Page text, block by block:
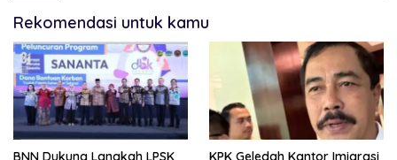
Rekomendasi untuk kamu
BNN Dukung Langkah LPSK
KPK Geledah Kantor Imigrasi